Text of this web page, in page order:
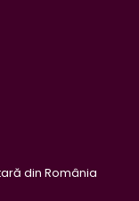
din România